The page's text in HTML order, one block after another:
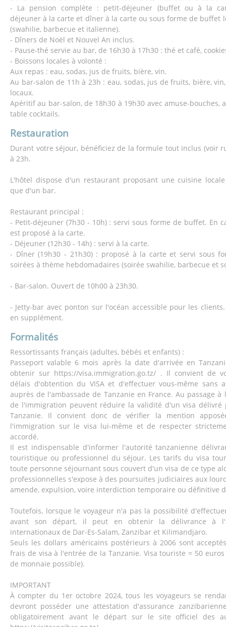
- La pension complète : petit-déjeuner (buffet ou à la
déjeuner à la carte et dîner à la carte ou sous forme de buffet
(swahilie, barbecue et italienne).
- Dîners de Noël et Nouvel An inclus.
- Pause-thé servie au bar, de 16h30 à 17h30 : thé et café,
- Boissons locales à volonté :
Aux repas : eau, sodas, jus de fruits, bière, vin.
Au bar-salon de 11h à 23h : eau, sodas, jus de fruits, bière,
locaux.
Apéritif au bar-salon, de 18h30 à 19h30 avec amuse-
table cocktails.
Restauration
Durant votre séjour, bénéficiez de la formule tout inclus (voir
à 23h.
L'hôtel dispose d'un restaurant proposant une cuisine
que d'un bar.
Restaurant principal :
- Petit-déjeuner (7h30 - 10h) : servi sous forme de buffet. En
est proposé à la carte.
- Déjeuner (12h30 - 14h) : servi à la carte.
- Dîner (19h30 - 21h30) : proposé à la carte et servi sous
soirées à thème hebdomadaires (soirée swahilie, barbecue et
- Bar-salon. Ouvert de 10h00 à 23h30.
- Jetty-bar avec ponton sur l'océan accessible pour les
en supplément.
Formalités
Ressortissants français (adultes, bébés et enfants) :
Passeport valable 6 mois après la date d'arrivée en
obtenir sur https://visa.immigration.go.tz/ . Il convient de
délais d'obtention du VISA et d'effectuer vous-même sans
auprès de l'ambassade de Tanzanie en France. Au passage
de l'immigration peuvent réduire la validité d'un visa délivré
Tanzanie. Il convient donc de vérifier la mention
l'immigration sur le visa lui-même et de respecter
accordé.
Il est indispensable d'informer l'autorité tanzanienne
touristique ou professionnel du séjour. Les tarifs du visa
toute personne séjournant sous couvert d'un visa de ce type
professionnelles s'expose à des poursuites judiciaires aux
amende, expulsion, voire interdiction temporaire ou définitive
Toutefois, lorsque le voyageur n'a pas la possibilité
avant son départ, il peut en obtenir la délivrance à
internationaux de Dar-Es-Salam, Zanzibar et Kilimandjaro.
Seuls les dollars américains postérieurs à 2006 sont
frais de visa à l'entrée de la Tanzanie. Visa touriste = 50
de monnaie possible).
IMPORTANT
À compter du 1er octobre 2024, tous les voyageurs se
devront posséder une attestation d'assurance
obligatoirement avant le départ sur le site officiel des